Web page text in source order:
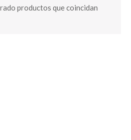
productos que coincidan